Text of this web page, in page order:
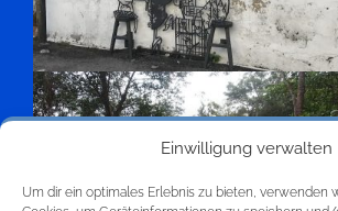
Einwilligung verwalten
Um dir ein optimales Erlebnis zu bieten, verwenden